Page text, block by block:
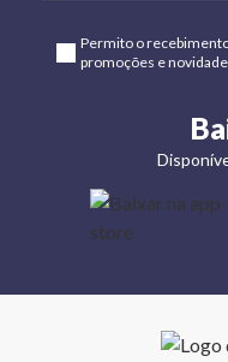
Permito o
promoções e